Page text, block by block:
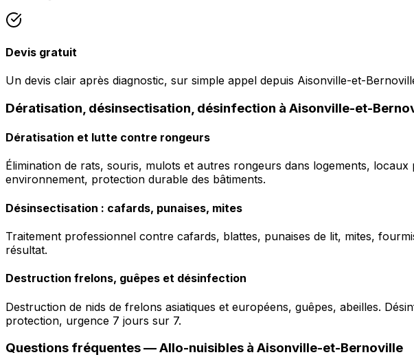
Devis gratuit
Un devis clair après diagnostic, sur simple appel depuis Aisonville-et-
Dératisation, désinsectisation, désinfection à Aisonville-et-
Dératisation et lutte contre rongeurs
Élimination de rats, souris, mulots et autres rongeurs dans logements,
environnement, protection durable des bâtiments.
Désinsectisation : cafards, punaises, mites
Traitement professionnel contre cafards, blattes, punaises de lit, mites,
résultat.
Destruction frelons, guêpes et désinfection
Destruction de nids de frelons asiatiques et européens, guêpes, abeilles.
protection, urgence 7 jours sur 7.
Questions fréquentes —Allo-nuisibles à Aisonville-et-Bernoville